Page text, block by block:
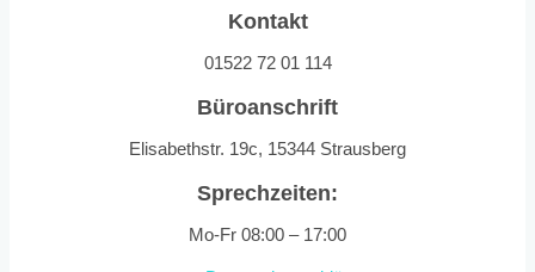
Kontakt
01522 72 01 114
Büroanschrift
Elisabethstr. 19c, 15344 Strausberg
Sprechzeiten:
Mo-Fr 08:00 – 17:00